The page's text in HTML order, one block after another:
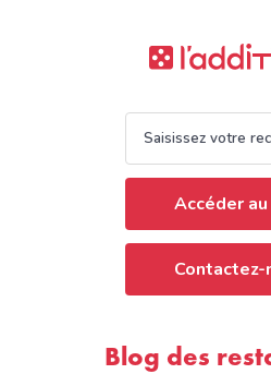
Accéder
Contactez-
Blog des